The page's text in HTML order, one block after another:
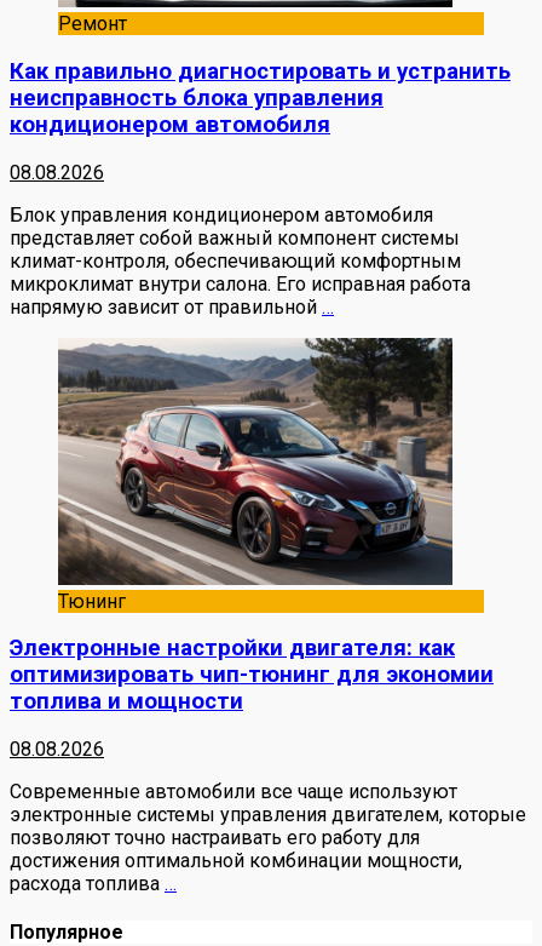
Ремонт
Как правильно диагностировать и устранить
неисправность блока управления
кондиционером автомобиля
08.08.2026
Блок управления кондиционером автомобиля
представляет собой важный компонент системы
климат-контроля, обеспечивающий комфортным
микроклимат внутри салона. Его исправная работа
напрямую зависит от правильной …
Тюнинг
Электронные настройки двигателя: как
оптимизировать чип-тюнинг для экономии
топлива и мощности
08.08.2026
Современные автомобили все чаще используют
электронные системы управления двигателем, которые
позволяют точно настраивать его работу для
достижения оптимальной комбинации мощности,
расхода топлива …
Популярное